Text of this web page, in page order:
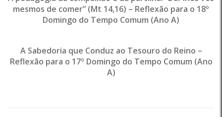
mesmos de comer” (Mt 14,16) – Reflexão para o 18º
Domingo do Tempo Comum (Ano A)
A Sabedoria que Conduz ao Tesouro do Reino –
Reflexão para o 17º Domingo do Tempo Comum (Ano
A)